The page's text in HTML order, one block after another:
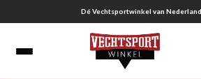
naar
Gratis verzending vanaf €